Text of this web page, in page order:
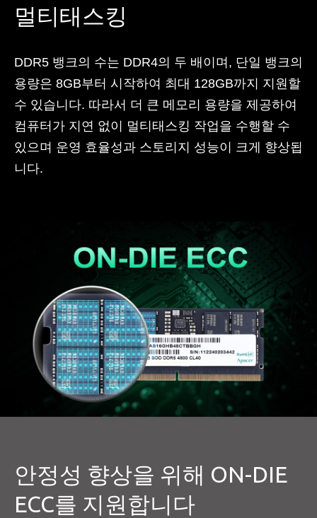
멀티태스킹
DDR5 뱅크의 수는 DDR4의 두 배이며, 단일 뱅크의
용량은 8GB부터 시작하여 최대 128GB까지 지원할
수 있습니다. 따라서 더 큰 메모리 용량을 제공하여
컴퓨터가 지연 없이 멀티태스킹 작업을 수행할 수
있으며 운영 효율성과 스토리지 성능이 크게 향상됩
니다.
안정성 향상을 위해 ON-DIE
ECC를 지원합니다